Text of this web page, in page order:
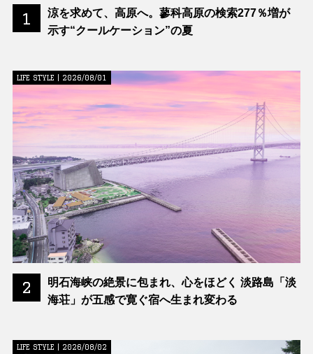
1
涼を求めて、高原へ。蓼科高原の検索277％増が
示す“クールケーション”の夏
2
LIFE STYLE | 2026/08/01
明石海峡の絶景に包まれ、心をほどく 淡路島「淡
海荘」が五感で寛ぐ宿へ生まれ変わる
LIFE STYLE | 2026/08/02